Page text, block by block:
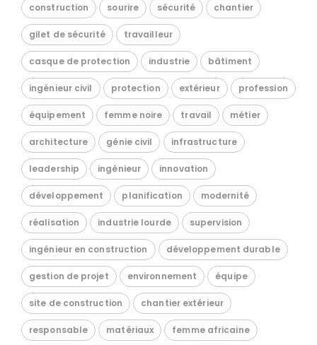
construction sourire sécurité chantier
gilet de sécurité travailleur
casque de protection industrie bâtiment
ingénieur civil protection extérieur profession
équipement femme noire travail métier
architecture génie civil infrastructure
leadership ingénieur innovation
développement planification modernité
réalisation industrie lourde supervision
ingénieur en construction développement durable
gestion de projet environnement équipe
site de construction chantier extérieur
responsable matériaux femme africaine